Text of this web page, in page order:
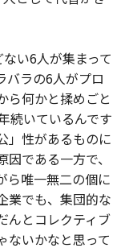
い6人が集まって
バラの6人がプロ
ら何かと揉めごと
続いているんです
」性があるものに
である一方で、
ら唯一無二の個に
業でも、集団的な
んとコレクティブ
ないかなと思って